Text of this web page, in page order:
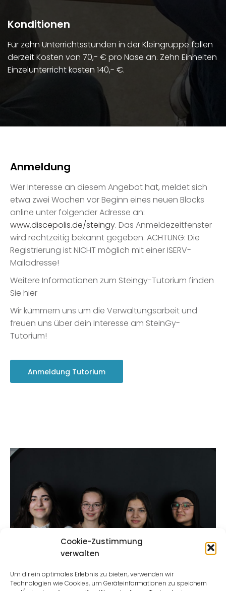
Cookie-Zustimmung
verwalten
Um dir ein optimales Erlebnis zu bieten, verwenden wir
Technologien wie Cookies, um Geräteinformationen zu speichern
Konditionen
Für zehn Unterrichtsstunden in der Kleingruppe fallen
derzeit Kosten von 70,- € pro Nase an. Zehn Einheiten
Einzelunterricht kosten 140,- €.
Anmeldung
Wer Interesse an diesem Angebot hat, meldet sich
etwa zwei Wochen vor Beginn eines neuen Blocks
online unter folgender Adresse an:
www.discepolis.de/steingy. Das Anmeldezeitfenster
wird rechtzeitig bekannt gegeben. ACHTUNG: Die
Registrierung ist NICHT möglich mit einer ISERV-
Mailadresse!
Weitere Informationen zum Steingy-Tutorium finden
Sie hier
Wir kümmern uns um die Verwaltungsarbeit und
freuen uns über dein Interesse am SteinGy-
Tutorium!
Anmeldung Tutorium